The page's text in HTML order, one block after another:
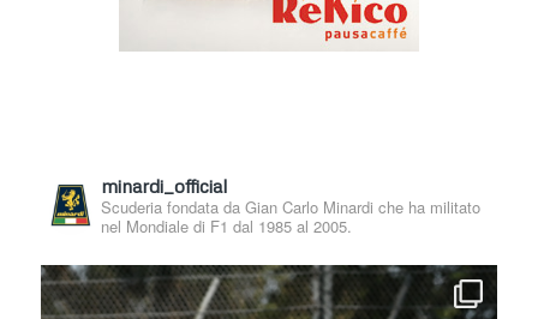
minardi_official
Scuderia fondata da Gian Carlo Minardi che ha militato
nel Mondiale di F1 dal 1985 al 2005.